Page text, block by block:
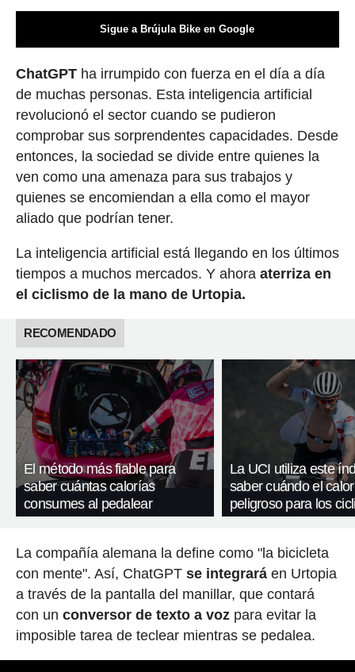
Sigue a Brújula Bike en Google
ChatGPTha irrumpido con fuerza en el día a día
de muchas personas. Esta inteligencia artificial
revolucionó el sector cuando se pudieron
comprobar sus sorprendentes capacidades. Desde
entonces, la sociedad se divide entre quienes la
ven como una amenaza para sus trabajos y
quienes se encomiendan a ella como el mayor
aliado que podrían tener.
La inteligencia artificial está llegando en los últimos
tiempos a muchos mercados. Y ahora aterriza en
el ciclismo de la mano de Urtopia.
RECOMENDADO
El método más fiable para
saber cuántas calorías
consumes al pedalear
La UCI utiliza este
saber cuándo el
peligroso para los
La compañía alemana la define como "la bicicleta
con mente". Así, ChatGPT se integraráen Urtopia
a través de la pantalla del manillar, que contará
con un conversor de texto a vozpara evitar la
imposible tarea de teclear mientras se pedalea.